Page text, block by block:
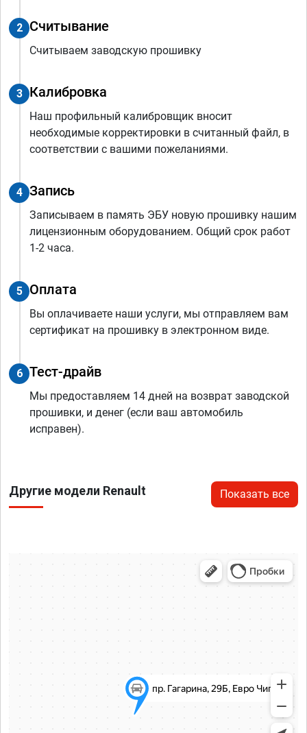
2 Считывание
Считываем заводскую прошивку
3 Калибровка
Наш профильный калибровщик вносит
необходимые корректировки в считанный файл, в
соответствии с вашими пожеланиями.
4 Запись
Записываем в память ЭБУ новую прошивку нашим
лицензионным оборудованием. Общий срок работ
1-2 часа.
5 Оплата
Вы оплачиваете наши услуги, мы отправляем вам
сертификат на прошивку в электронном виде.
6 Тест-драйв
Мы предоставляем 14 дней на возврат заводской
прошивки, и денег (если ваш автомобиль
исправен).
Другие модели Renault Показать все